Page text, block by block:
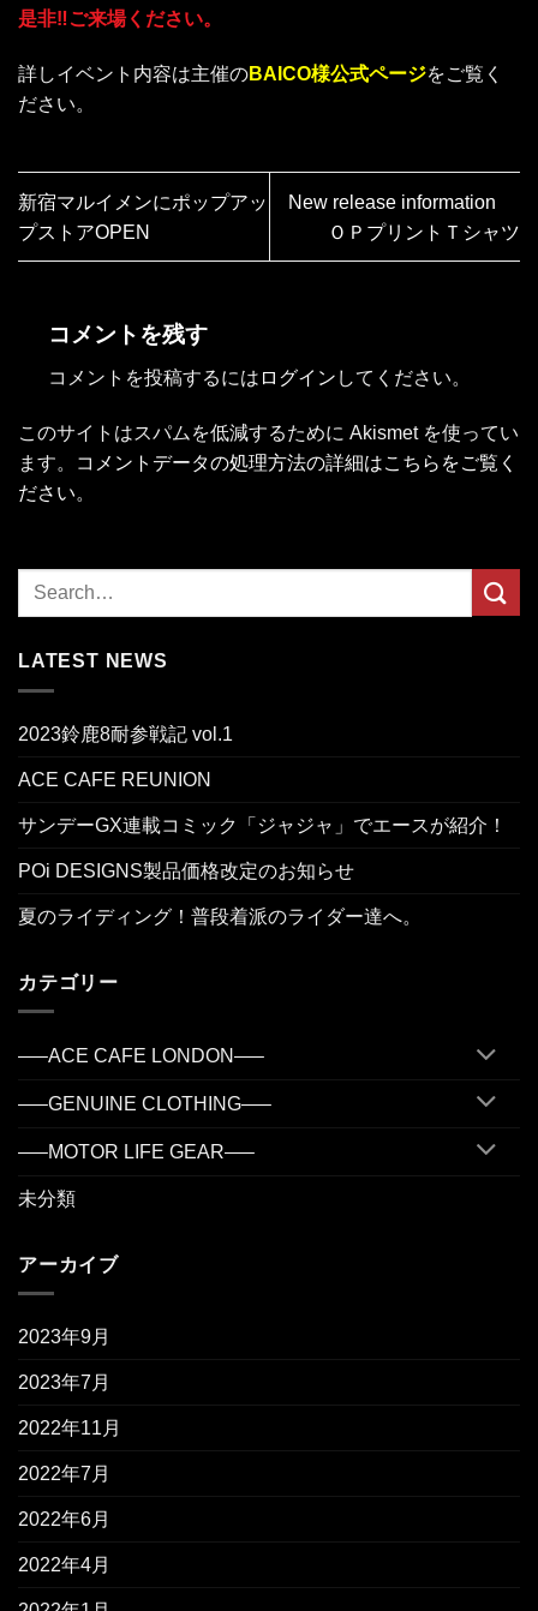
是非‼ご来場ください。
詳しイベント内容は主催のBAICO様公式ページをご覧く
ださい。
新宿マルイメンにポップアッ
プストアOPEN
New release information
ＯＰプリントＴシャツ
コメントを残す
コメントを投稿するには ログイン してください。
このサイトはスパムを低減するために Akismet を使ってい
ます。
コメントデータの処理方法の詳細はこちらをご覧く
ださい。
LATEST NEWS
2023鈴鹿8耐参戦記 vol.1
ACE CAFE REUNION
サンデーGX連載コミック「ジャジャ」でエースが紹介！
POi DESIGNS製品価格改定のお知らせ
夏のライディング！普段着派のライダー達へ。
カテゴリー
—–ACE CAFE LONDON—–
—–GENUINE CLOTHING—–
—–MOTOR LIFE GEAR—–
未分類
アーカイブ
2023年9月
2023年7月
2022年11月
2022年7月
2022年6月
2022年4月